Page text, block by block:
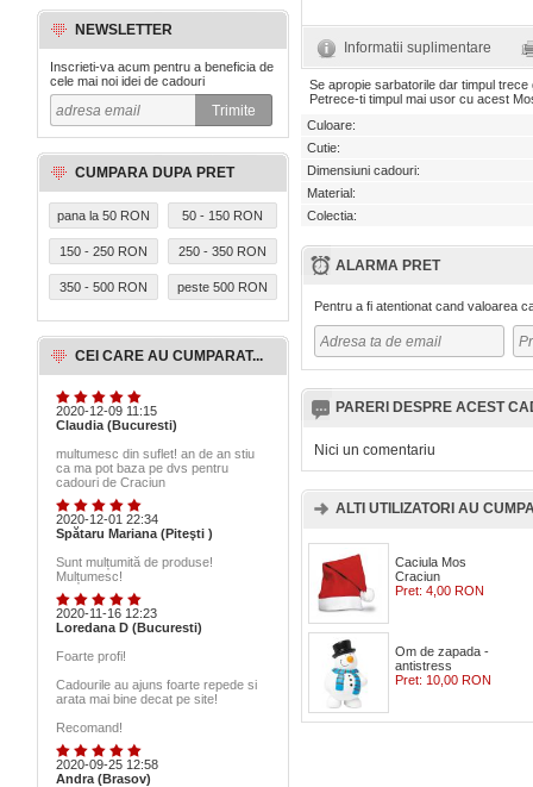
NEWSLETTER
Inscrieti-va acum pentru a beneficia de
cele mai noi idei de cadouri
CUMPARA DUPA PRET
pana la 50 RON 50 - 150 RON
150 - 250 RON 250 - 350 RON
350 - 500 RON peste 500 RON
CEI CARE AU CUMPARAT...
2020-12-09 11:15
Claudia (Bucuresti)
multumesc din suflet! an de an stiu
ca ma pot baza pe dvs pentru
cadouri de Craciun
2020-12-01 22:34
Spătaru Mariana (Piteşti )
Sunt mulțumită de produse!
Mulțumesc!
2020-11-16 12:23
Loredana D (Bucuresti)
Foarte profi!
Cadourile au ajuns foarte repede si
arata mai bine decat pe site!
Recomand!
2020-09-25 12:58
Andra (Brasov)
Informatii suplimentare
Se apropie sarbatorile dar timpul
Petrece-ti timpul mai usor cu acest
Culoare:
Cutie:
Dimensiuni cadouri:
Material:
Colectia:
ALARMA PRET
Pentru a fi atentionat cand valoarea
PARERI DESPRE ACEST
Nici un comentariu
ALTI UTILIZATORI AU
Caciula Mos
Craciun
Pret: 4,00 RON
Om de zapada -
antistress
Pret: 10,00 RON